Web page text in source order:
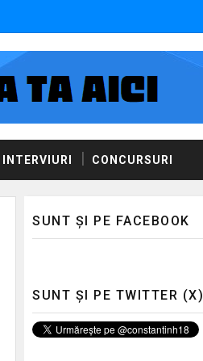
INTERVIURI CONCURSURI
SUNT ȘI PE FACEBOOK
SUNT ȘI PE TWITTER (X)